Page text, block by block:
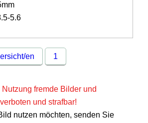
5.6
en 1
fremde Bilder und
und strafbar!
nutzen möchten, senden Sie